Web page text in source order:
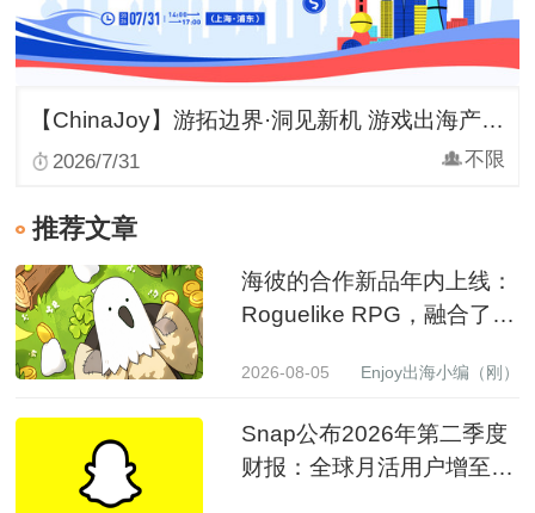
【ChinaJoy】游拓边界·洞见新机 游戏出海产业峰会
2026/7/31 不限
推荐文章
海彼的合作新品年内上线：
Roguelike RPG，融合了
2026-08-05 Enjoy出海小编（刚）
Snap公布2026年第二季度
财报：全球月活用户增至